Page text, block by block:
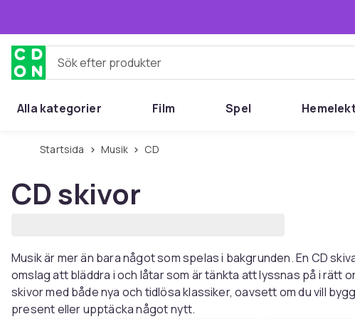
Sök efter produkter
Alla kategorier Film Spel
Startsida Musik CD
CD skivor
Musik är mer än bara något som spelas i bakgrunden. En CD
omslag att bläddra i och låtar som är tänkta att lyssnas på i rätt
skivor med både nya och tidlösa klassiker, oavsett om du vill
present eller upptäcka något nytt.